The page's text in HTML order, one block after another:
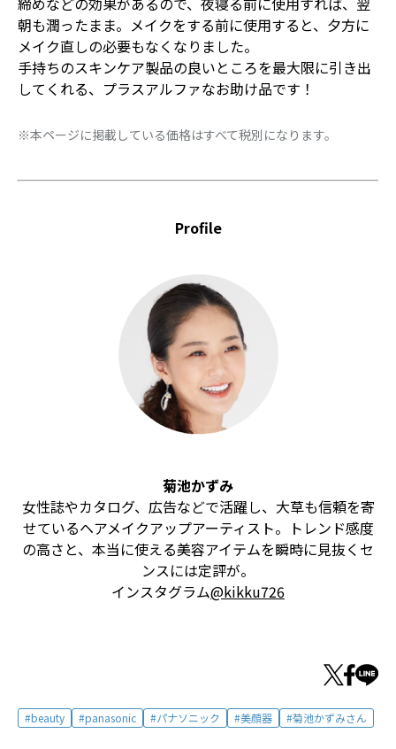
朝も潤ったまま。メイクをする前に使用すると、夕方に
メイク直しの必要もなくなりました。
手持ちのスキンケア製品の良いところを最大限に引き出
してくれる、プラスアルファなお助け品です！
※本ページに掲載している価格はすべて税別になります。
Profile
菊池かずみ
女性誌やカタログ、広告などで活躍し、大草も信頼を寄
せているヘアメイクアップアーティスト。トレンド感度
の高さと、本当に使える美容アイテムを瞬時に見抜くセ
ンスには定評が。
インスタグラム@kikku726
beauty panasonic パナソニック 美顔器 菊池かずみさん